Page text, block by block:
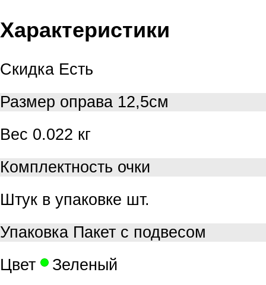
Характеристики
Скидка Есть
Размер оправа 12,5см
Вес 0.022 кг
Комплектность очки
Штук в упаковке шт.
Упаковка Пакет с подвесом
Цвет
Зеленый